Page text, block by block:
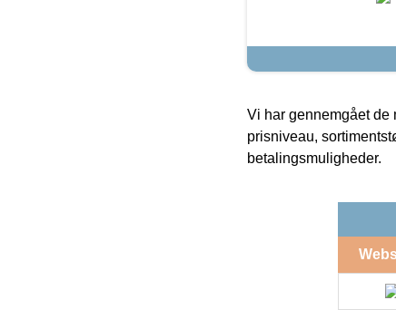
Vi har gennemgået de
prisniveau,
betalingsmuligheder.